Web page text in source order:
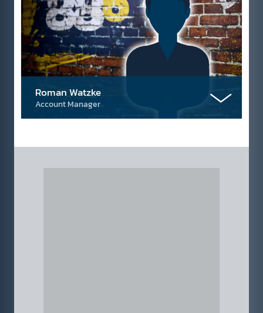
Roman Watzke
Account Manager